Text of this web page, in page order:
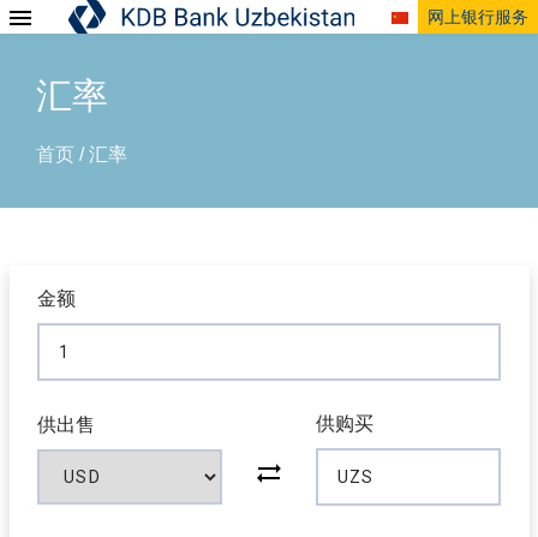
网上银行服务
汇率
首页 /汇率
金额
供出售 供购买